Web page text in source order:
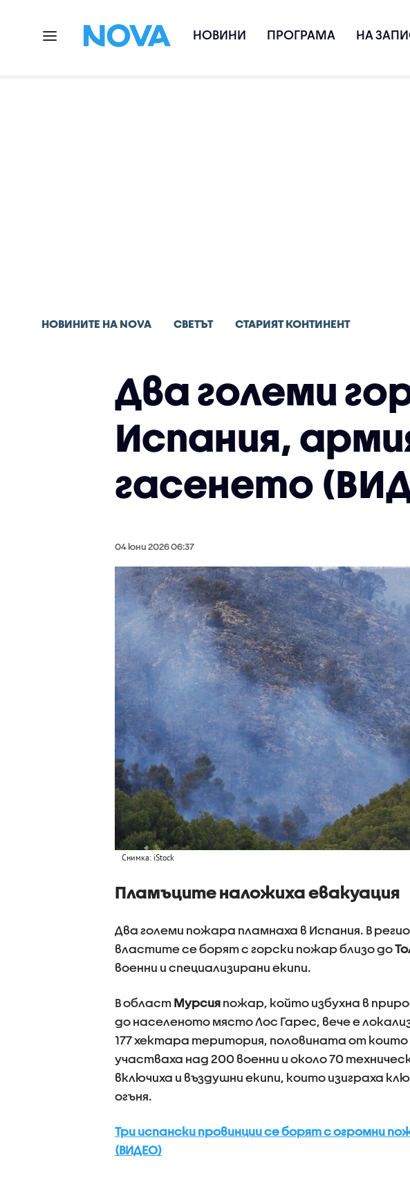
НОВИНИ ПРОГРАМА НА
НОВИНИТЕ НА NOVA СВЕТЪТ СТАРИЯТ КОНТИНЕНТ
Два големи
Испания,
гасенето
04 юни 2026 06:37
Снимка: iStock
Пламъците наложиха евакуация
Два големи пожара пламнаха в Испания. В
властите се борят с горски пожар близо до
военни и специализирани екипи.
В област Мурсия пожар, който избухна в
до населеното място Лос Гарес, вече е
177 хектара територия, половината от
участваха над 200 военни и около 70
включиха и въздушни екипи, които изиграха
огъня.
Три испански провинции се борят с огромни
(ВИДЕО)